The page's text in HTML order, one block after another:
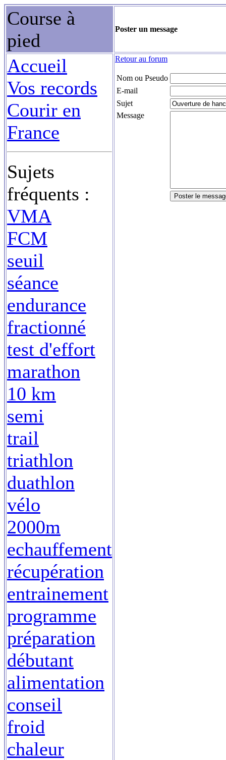
Course à
pied
Poster un message
Accueil
Vos records
Courir en
France
Sujets
fréquents :
VMA
FCM
seuil
séance
endurance
fractionné
test d'effort
marathon
10 km
semi
trail
triathlon
duathlon
vélo
2000m
echauffement
récupération
entrainement
programme
préparation
débutant
alimentation
conseil
froid
chaleur
Retour au forum
Nom ou Pseudo
E-mail
Sujet
Message